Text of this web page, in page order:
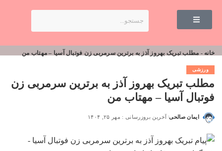
خانه - مطلب تبریک بهروز آذز به برترین سرمربی زن فوتبال آسیا – مهتاب من
ورزشی
مطلب تبریک بهروز آذز به برترین سرمربی زن
فوتبال آسیا – مهتاب من
ایمان صالحی آخرین بروزرسانی : مهر ۲۵, ۱۴۰۴